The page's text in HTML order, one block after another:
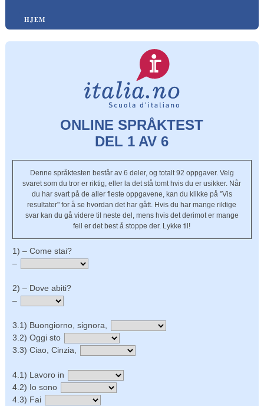
HJEM
ONLINE SPRÅKTEST
DEL 1 AV 6
Denne språktesten består av 6 deler, og totalt 92 oppgaver. Velg
svaret som du tror er riktig, eller la det stå tomt hvis du er usikker. Når
du har svart på de aller fleste oppgavene, kan du klikke på "Vis
resultater" for å se hvordan det har gått. Hvis du har mange riktige
svar kan du gå videre til neste del, mens hvis det derimot er mange
feil er det best å stoppe der. Lykke til!
1) – Come stai?
–
2) – Dove abiti?
–
3.1) Buongiorno, signora,
3.2) Oggi sto
3.3) Ciao, Cinzia,
4.1) Lavoro in
4.2) Io sono
4.3) Fai